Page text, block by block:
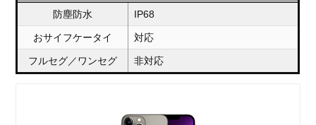
防塵防水 IP68
おサイフケータイ 対応
フルセグ／ワンセグ 非対応